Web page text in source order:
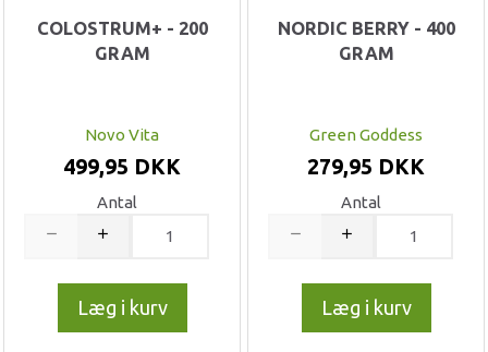
COLOSTRUM+ - 200
GRAM
Novo Vita
499,95 DKK
Antal
Læg i kurv
NORDIC BERRY - 400
GRAM
Green Goddess
279,95 DKK
Antal
Læg i kurv